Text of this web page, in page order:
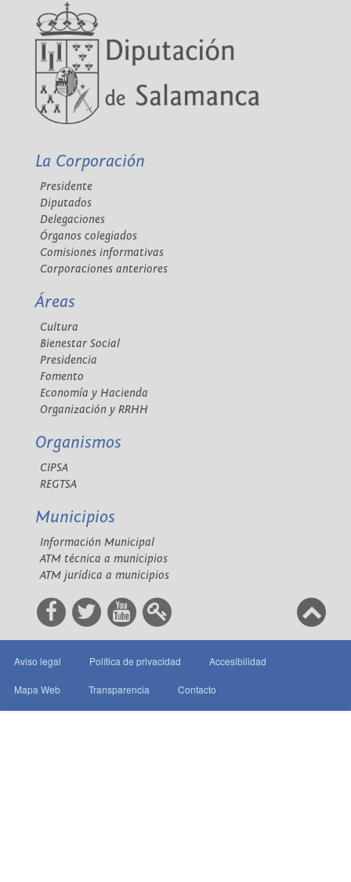
La Corporación
Presidente
Diputados
Delegaciones
Órganos colegiados
Comisiones informativas
Corporaciones anteriores
Áreas
Cultura
Bienestar Social
Presidencia
Fomento
Economía y Hacienda
Organización y RRHH
Organismos
CIPSA
REGTSA
Municipios
Información Municipal
ATM técnica a municipios
ATM jurídica a municipios
Aviso legal Política de privacidad Accesibilidad
Mapa Web Transparencia Contacto